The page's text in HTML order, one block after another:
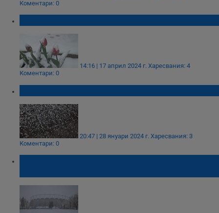
Коментари: 0
14:16 | 17 април 2024 г. Харесвания: 4
Коментари: 0
20:47 | 28 януари 2024 г. Харесвания: 3
Коментари: 0